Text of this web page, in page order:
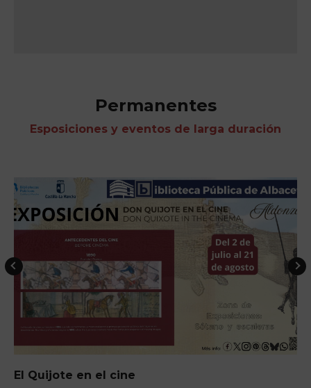
Permanentes
Esposiciones y eventos de larga duración
El Quijote en el cine